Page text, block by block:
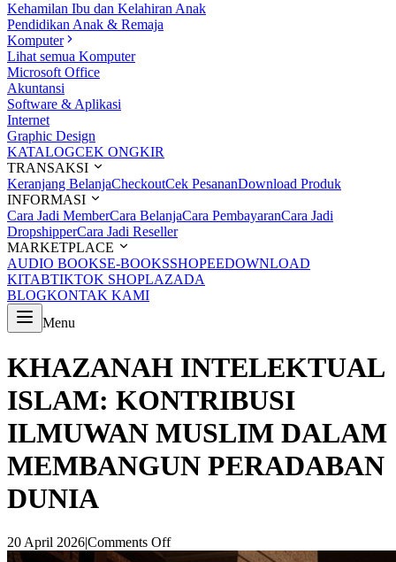
Kehamilan Ibu dan Kelahiran Anak
Pendidikan Anak & Remaja
Komputer
Lihat semua Komputer
Microsoft Office
Akuntansi
Software & Aplikasi
Internet
Graphic Design
KATALOGCEK ONGKIR
TRANSAKSI
Keranjang BelanjaCheckoutCek PesananDownload Produk
INFORMASI
Cara Jadi MemberCara BelanjaCara PembayaranCara Jadi
DropshipperCara Jadi Reseller
MARKETPLACE
AUDIO BOOKSE-BOOKSSHOPEEDOWNLOAD
KITABTIKTOK SHOPLAZADA
BLOGKONTAK KAMI
Menu
KHAZANAH INTELEKTUAL
ISLAM: KONTRIBUSI
ILMUWAN MUSLIM DALAM
MEMBANGUN PERADABAN
DUNIA
20 April 2026|Comments Off